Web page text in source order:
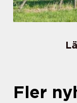
Fler